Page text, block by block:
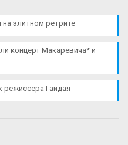
элитном ретрите
концерт Макаревича* и
режиссера Гайдая